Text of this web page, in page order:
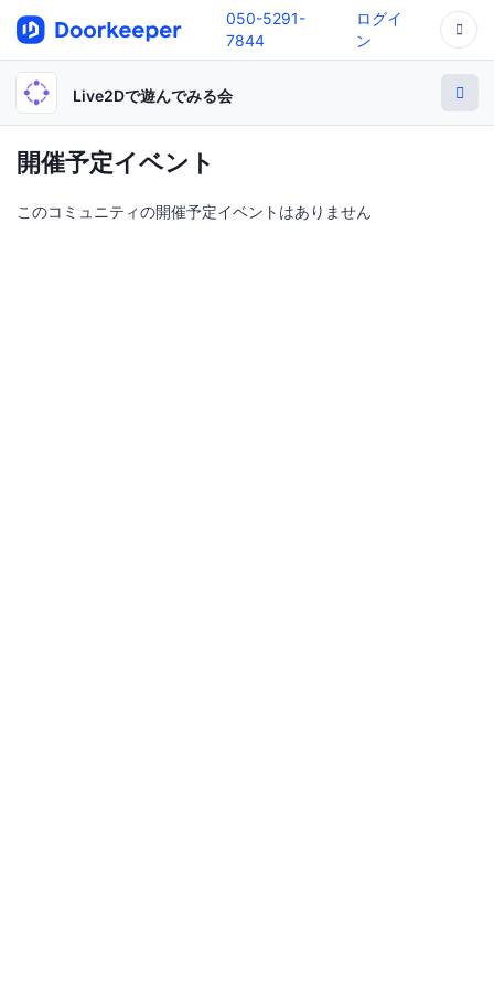
050-5291-
7844
ログイ
ン
Live2Dで遊んでみる会
開催予定イベント
このコミュニティの開催予定イベントはありません